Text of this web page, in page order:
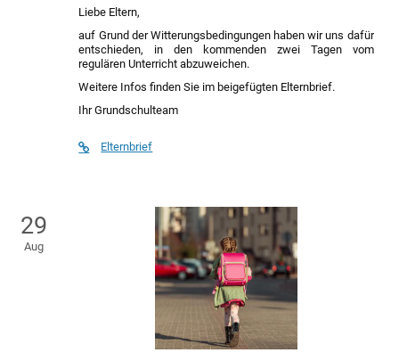
Liebe Eltern,
auf Grund der Witterungsbedingungen haben wir uns dafür
entschieden, in den kommenden zwei Tagen vom
regulären Unterricht abzuweichen.
Weitere Infos finden Sie im beigefügten Elternbrief.
Ihr Grundschulteam
Elternbrief
29
Aug